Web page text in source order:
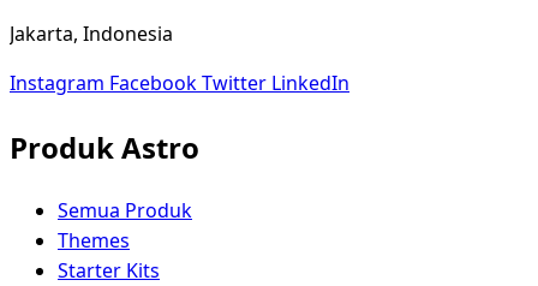
Jakarta, Indonesia
Instagram FacebookTwitter LinkedIn
Produk Astro
Semua Produk
Themes
Starter Kits